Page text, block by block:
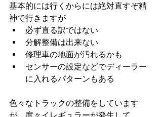
基本的には行くからには絶対直すぞ精
神で行きますが
必ず直る訳ではない
分解整備は出来ない
修理車の地面が汚れるかも
センサーの設定などでディーラー
に入れるパターンもある
色々なトラックの整備をしています